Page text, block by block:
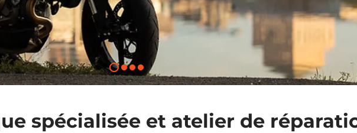
spécialisée et atelier de